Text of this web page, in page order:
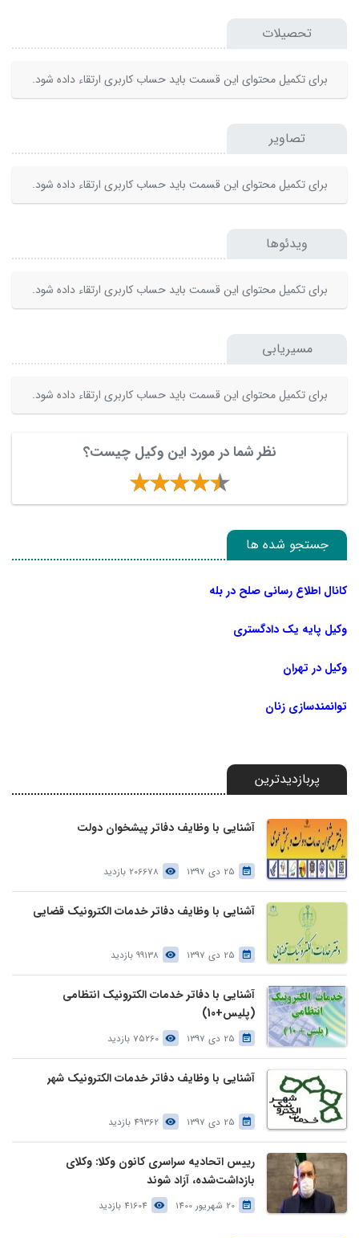
تحصیلات
برای تکمیل محتوای این قسمت باید حساب کاربری ارتقاء داده شود.
تصاویر
برای تکمیل محتوای این قسمت باید حساب کاربری ارتقاء داده شود.
ویدئوها
برای تکمیل محتوای این قسمت باید حساب کاربری ارتقاء داده شود.
مسیریابی
برای تکمیل محتوای این قسمت باید حساب کاربری ارتقاء داده شود.
نظر شما در مورد این وکیل چیست؟
جستجو شده ها
کانال اطلاع رسانی صلح در بله
وکیل پایه یک دادگستری
وکیل در تهران
توانمندسازی زنان
پربازدیدترین
آشنایی با وظایف دفاتر پیشخوان دولت
25 دی 1397 206678 بازدید
آشنایی با وظایف دفاتر خدمات الکترونیک قضایی
25 دی 1397 99138 بازدید
آشنایی با دفاتر خدمات الکترونیک انتظامی
(پلیس+10)
25 دی 1397 75260 بازدید
آشنایی با وظایف دفاتر خدمات الکترونیک شهر
25 دی 1397 49362 بازدید
رییس اتحادیه سراسری کانون وکلا: وکلای
بازداشت‌شده، آزاد شوند
20 شهریور 1400 41604 بازدید